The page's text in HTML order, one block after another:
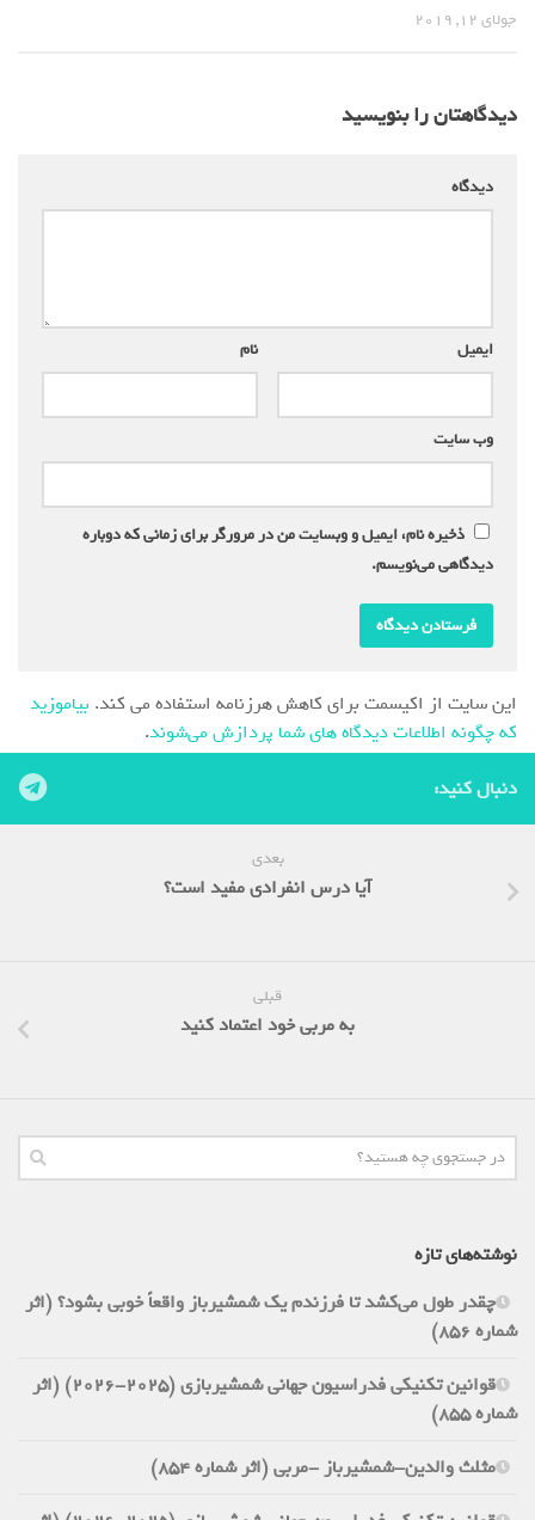
جولای 12, 2019
دیدگاهتان را بنویسید
دیدگاه
نام ایمیل
وب‌ سایت
ذخیره نام، ایمیل و وبسایت من در مرورگر برای زمانی که دوباره
دیدگاهی می‌نویسم.
این سایت از اکیسمت برای کاهش هرزنامه استفاده می کند. بیاموزید
که چگونه اطلاعات دیدگاه های شما پردازش می‌شوند.
دنبال کنید:
بعدی
آیا درس انفرادی مفید است؟
قبلی
به مربی خود اعتماد کنید
نوشته‌های تازه
چقدر طول می‌کشد تا فرزندم یک شمشیرباز واقعاً خوبی بشود؟ (اثر
شماره 856)
قوانین تکنیکی فدراسیون جهانی شمشیربازی (2025-2026) (اثر
شماره 855)
مثلث والدین-شمشیرباز -مربی (اثر شماره 854)